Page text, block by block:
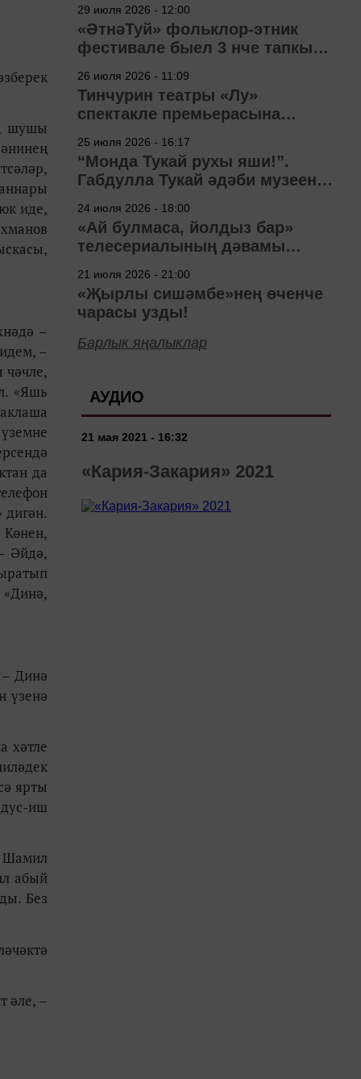
шушы
иде,
–
–
«Яшь
да
Әйдә,
Динә
үзенә
хәтле
ярты
иш
абый
Без
әле, –
29 июля 2026 - 12:00
«ӘтнәТуй» фольклор-этник
фестивале быел 3 нче тапкыр
26 июля 2026 - 11:09
Тинчурин театры «Лу»
спектакле премьерасына
25 июля 2026 - 16:17
“Монда Тукай рухы яши!”.
Габдулла Тукай әдәби музеена
24 июля 2026 - 18:00
«Ай булмаса, йолдыз бар»
телесериалының дәвамы
21 июля 2026 - 21:00
«Җырлы сишәмбе»нең өченче
чарасы узды!
Барлык яңалыклар
АУДИО
21 мая 2021 - 16:32
«Кария-Закария» 2021